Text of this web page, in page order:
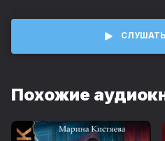
© Кистяева Марина
Похожие